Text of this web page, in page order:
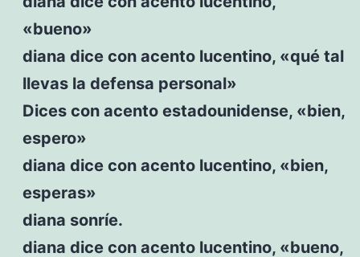
«bueno»
diana dice con acento lucentino, «qué tal
llevas la defensa personal»
Dices con acento estadounidense, «bien,
espero»
diana dice con acento lucentino, «bien,
esperas»
diana sonríe.
diana dice con acento lucentino, «bueno,